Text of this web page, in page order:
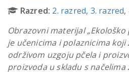
Razred: 2. razred, 3. razred,
Obrazovni materijal
je učenicima i polaznicima
održivom uzgoju pčela i
proizvoda u skladu s načelima